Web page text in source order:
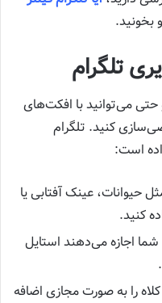
بخونید.
تلگرام
حتی می‌توانید با افکت‌های
کنید. تلگرام
است:
حیوانات، عینک آفتابی یا
کنید.
اجازه می‌دهند استایل
را به صورت مجازی اضافه